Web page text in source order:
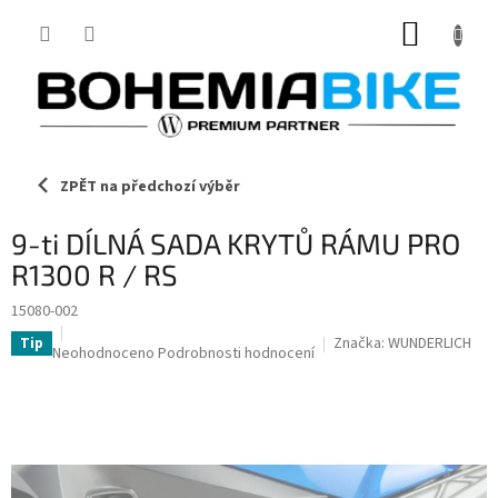
ZPĚT na předchozí výběr
9-ti DÍLNÁ SADA KRYTŮ RÁMU PRO
R1300 R / RS
15080-002
Tip Průměrné
5
Neohodnoceno Podrobnosti hodnocení Značka: WUNDERLICH